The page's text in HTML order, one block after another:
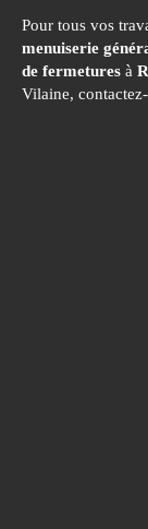
Pour tous vos
menuiserie
de fermetures à
Vilaine,